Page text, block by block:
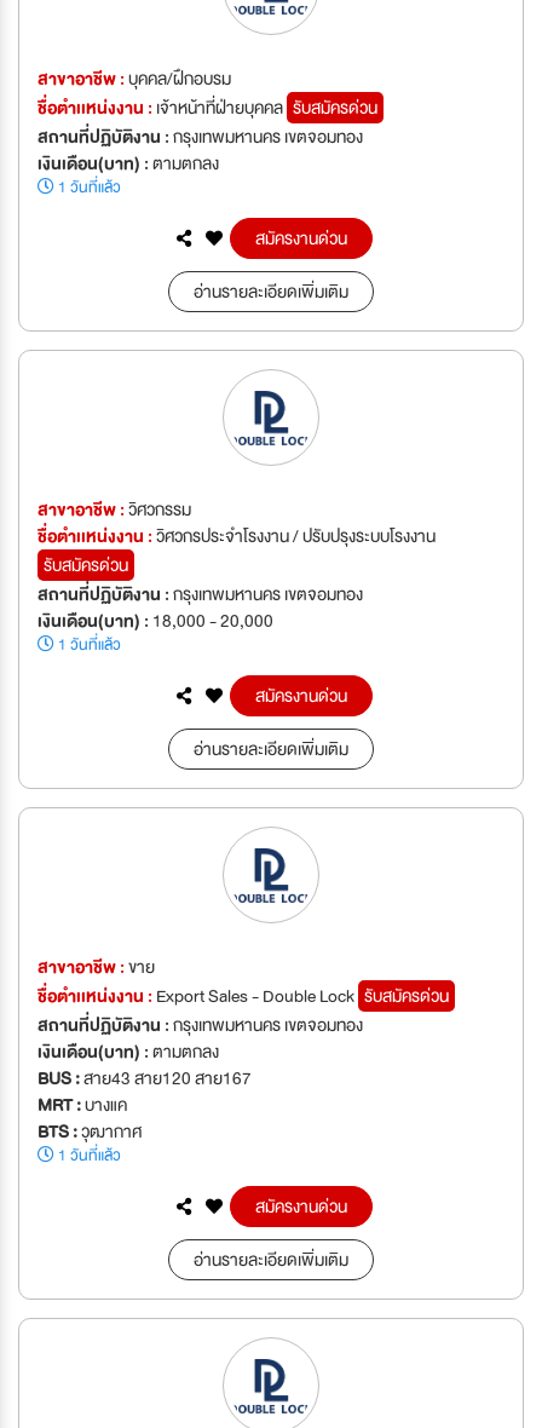
สาขาอาชีพ :บุคคล/ฝึกอบรม
ชื่อตำเเหน่งงาน : เจ้าหน้าที่ฝ่ายบุคคล รับสมัครด่วน
สถานที่ปฏิบัติงาน :กรุงเทพมหานคร เขตจอมทอง
เงินเดือน(บาท) :ตามตกลง
1 วันที่แล้ว
สมัครงานด่วน
อ่านรายละเอียดเพิ่มเติม
สาขาอาชีพ :วิศวกรรม
ชื่อตำเเหน่งงาน :วิศวกรประจำโรงงาน / ปรับปรุงระบบโรงงาน
รับสมัครด่วน
สถานที่ปฏิบัติงาน :กรุงเทพมหานคร เขตจอมทอง
เงินเดือน(บาท) : 18,000 - 20,000
1 วันที่แล้ว
สมัครงานด่วน
อ่านรายละเอียดเพิ่มเติม
สาขาอาชีพ :ขาย
ชื่อตำเเหน่งงาน : Export Sales - Double Lock รับสมัครด่วน
สถานที่ปฏิบัติงาน :กรุงเทพมหานคร เขตจอมทอง
เงินเดือน(บาท) :ตามตกลง
BUS :สาย43 สาย120 สาย167
MRT :บางแค
BTS :วุฒากาศ
1 วันที่แล้ว
สมัครงานด่วน
อ่านรายละเอียดเพิ่มเติม